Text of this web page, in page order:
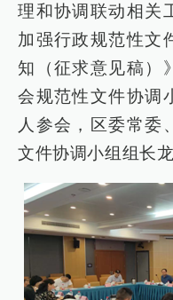
理和协调联动相关
加强行政规范性文
知（征求意见稿）
会规范性文件协调
人参会，区委常委
文件协调小组组长